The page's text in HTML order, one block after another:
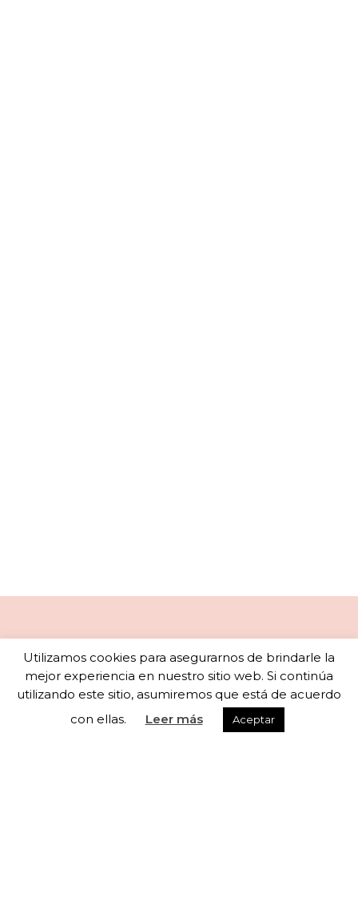
Newsletter
Subscribete a nuestra newsletter para recibir
Utilizamos cookies para asegurarnos de brindarle la
mejor experiencia en nuestro sitio web. Si continúa
utilizando este sitio, asumiremos que está de acuerdo
con ellas.
Leer más Aceptar